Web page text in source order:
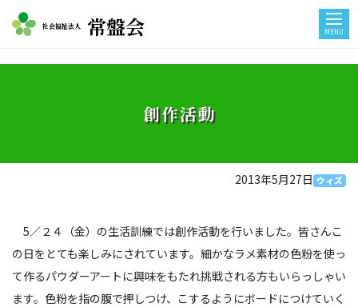
社会福祉法人 常盤会 MENU
創作活動
2013年5月27日 ウィズ
5／２４（金）の生活訓練では創作活動を行いました。皆さんこ
の日をとても楽しみにされています。細かなラメ素材の色粉を使っ
て作るパウダーアートに興味をもたれ挑戦される方もいらっしゃい
ます。色粉を指の腹で押しつけ、こするようにボードにつけていく